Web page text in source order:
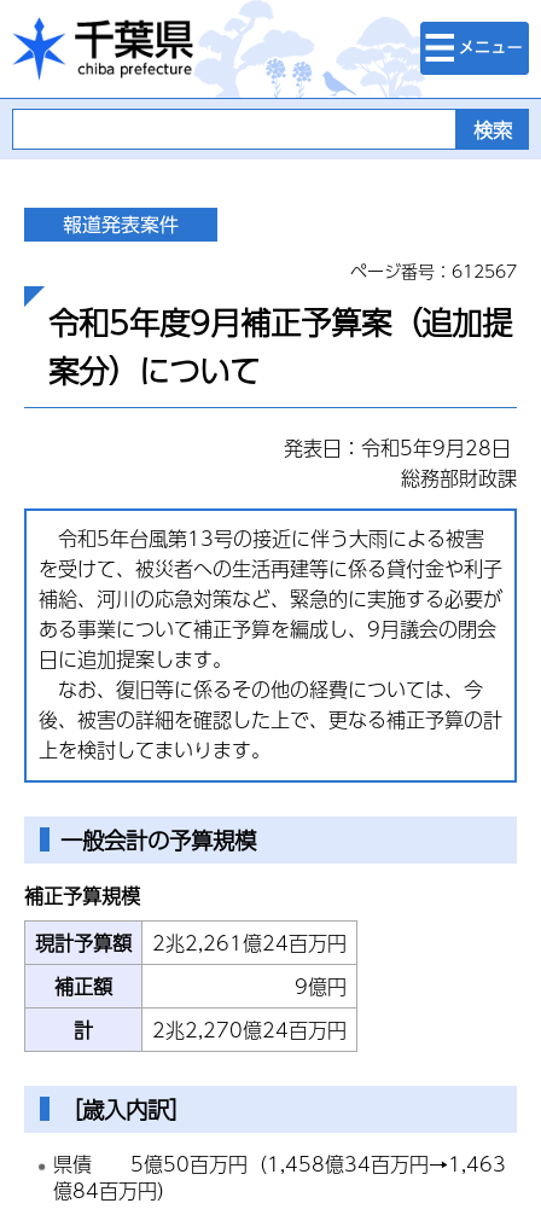
千葉県
検索・メニュ
ー
ページ番号：612567
令和5年度9月補正予算案（追加提
案分）について
発表日：令和5年9月28日
総務部財政課
令和5年台風第13号の接近に伴う大雨による被害
を受けて、被災者への生活再建等に係る貸付金や利子
補給、河川の応急対策など、緊急的に実施する必要が
ある事業について補正予算を編成し、9月議会の閉会
日に追加提案します。
なお、復旧等に係るその他の経費については、今
後、被害の詳細を確認した上で、更なる補正予算の計
上を検討してまいります。
一般会計の予算規模
補正予算規模
現計予算額
2兆2,261億24百万円
補正額
9億円
計
2兆2,270億24百万円
［歳入内訳］
県債 5億50百万円（1,458億34百万円→1,463
億84百万円）